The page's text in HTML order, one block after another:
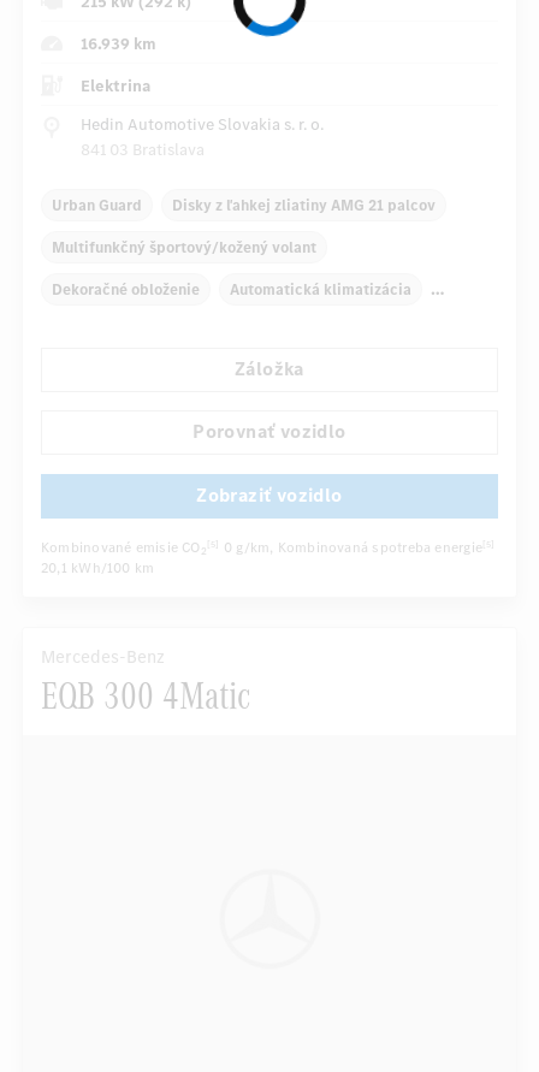
16.939 km
Elektrina
Hedin Automotive Slovakia s. r. o.
841 03 Bratislava
Urban Guard Disky z ľahkej zliatiny AMG 21 palcov
Multifunkčný športový/kožený volant
Dekoračné obloženie Automatická klimatizácia
Automatické stmievanie vnútorného/vonkajšieho zrkadla
Záložka
Porovnať vozidlo
Zobraziť vozidlo
Kombinované emisie CO 2 [5] 0 g/km, Kombinovaná spotreba energie [5]
20,1 kWh/100 km
Mercedes-Benz
EQB 300 4Matic